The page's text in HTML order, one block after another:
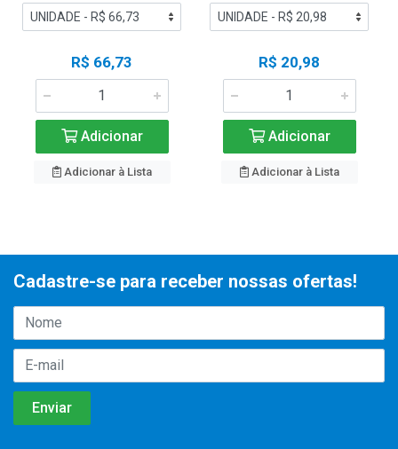
R$ 66,73
Adicionar
Adicionar à Lista
R$ 20,98
Adicionar
Adicionar à Lista
Cadastre-se para receber nossas ofertas!